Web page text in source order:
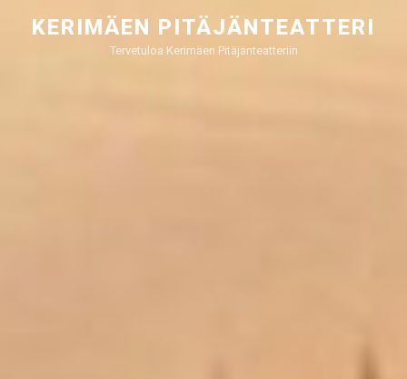
sisältöönKERIMÄEN PITÄJÄNTEATTERI
Tervetuloa Kerimäen Pitäjänteatteriin